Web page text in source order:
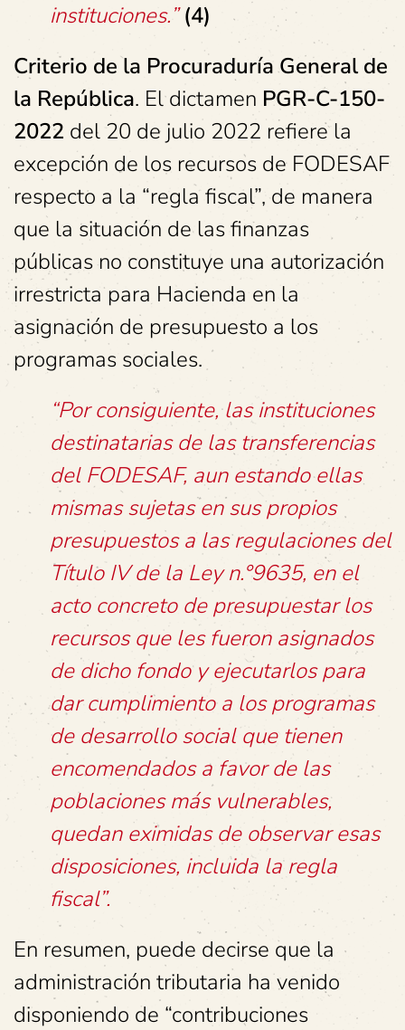
instituciones.”(4)
Criterio de la Procuraduría General de
la República. El dictamen PGR-C-150-
2022 del 20 de julio 2022 refiere la
excepción de los recursos de FODESAF
respecto a la “regla fiscal”, de manera
que la situación de las finanzas
públicas no constituye una autorización
irrestricta para Hacienda en la
asignación de presupuesto a los
programas sociales.
“Por consiguiente, las instituciones
destinatarias de las transferencias
del FODESAF, aun estando ellas
mismas sujetas en sus propios
presupuestos a las regulaciones del
Título IV de la Ley n.°9635, en el
acto concreto de presupuestar los
recursos que les fueron asignados
de dicho fondo y ejecutarlos para
dar cumplimiento a los programas
de desarrollo social que tienen
encomendados a favor de las
poblaciones más vulnerables,
quedan eximidas de observar esas
disposiciones, incluida la regla
fiscal”.
En resumen, puede decirse que la
administración tributaria ha venido
disponiendo de “contribuciones